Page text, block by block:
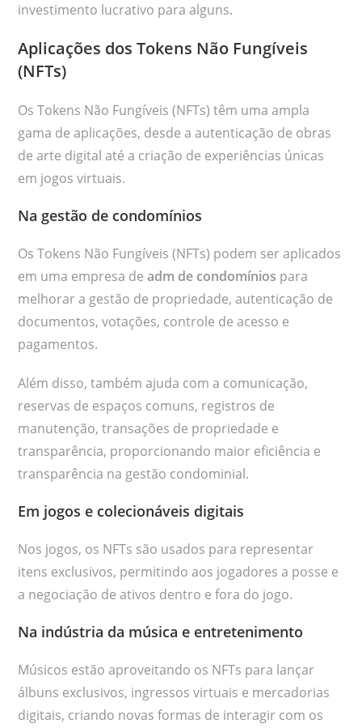
investimento lucrativo para alguns.
Aplicações dos Tokens Não Fungíveis
(NFTs)
Os Tokens Não Fungíveis (NFTs) têm uma ampla
gama de aplicações, desde a autenticação de obras
de arte digital até a criação de experiências únicas
em jogos virtuais.
Na gestão de condomínios
Os Tokens Não Fungíveis (NFTs) podem ser aplicados
em uma empresa deadm de condomínios para
melhorar a gestão de propriedade, autenticação de
documentos, votações, controle de acesso e
pagamentos.
Além disso, também ajuda com a comunicação,
reservas de espaços comuns, registros de
manutenção, transações de propriedade e
transparência, proporcionando maior eficiência e
transparência na gestão condominial.
Em jogos e colecionáveis digitais
Nos jogos, os NFTs são usados para representar
itens exclusivos, permitindo aos jogadores a posse e
a negociação de ativos dentro e fora do jogo.
Na indústria da música e entretenimento
Músicos estão aproveitando os NFTs para lançar
álbuns exclusivos, ingressos virtuais e mercadorias
digitais, criando novas formas de interagir com os